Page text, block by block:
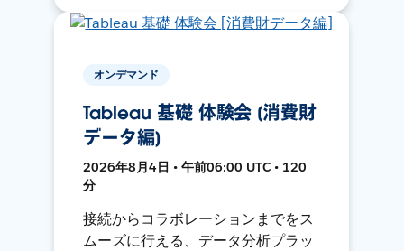
オンデマンド
Tableau 基礎 体験会 [消費財
データ編]
2026年8月4日 • 午前06:00 UTC • 120
分
接続からコラボレーションまでをス
ムーズに行える、データ分析プラッ